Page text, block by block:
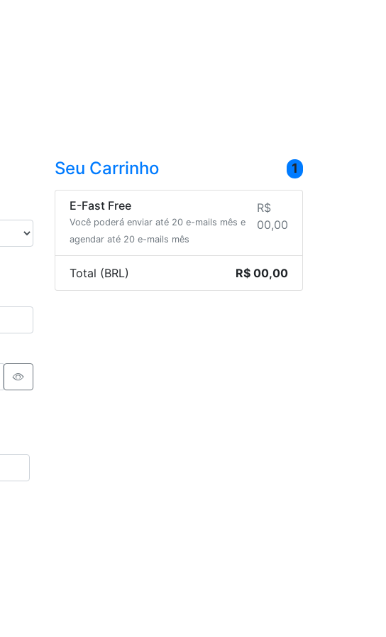
Seu Carrinho 1
E-Fast Free
Você poderá enviar até 20 e-mails mês e
agendar até 20 e-mails mês
R$
00,00
Total (BRL) R$ 00,00